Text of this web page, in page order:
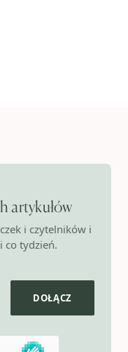
artykułów
i czytelników i
co tydzień.